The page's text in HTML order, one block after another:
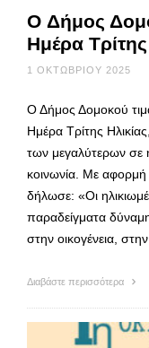
O Δήμος
Ημέρα Τρίτης
1 ΟΚΤΩΒΡΊΟΥ 2025
Ο Δήμος Δομοκού
Ημέρα Τρίτης
των μεγαλύτερων σε
κοινωνία. Με
δήλωσε: «Οι
παραδείγματα
στην οικογένεια,
Διαβάστε περισσότερα